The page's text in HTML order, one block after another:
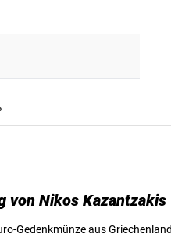
Die
von Nikos Kazantzakis
Gedenkmünze aus